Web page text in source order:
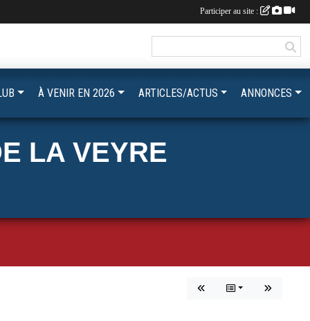
LA VEYRE
À VENIR EN 2026 ARTICLES/ACTUS ANNONCES
Participer au site :